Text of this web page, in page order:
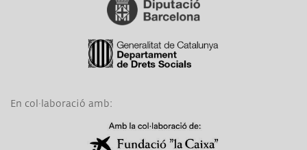
Link a Generalitat de Catalunya
En col·laboració amb: